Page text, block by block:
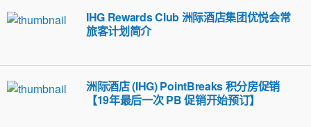
IHG Rewards Club 洲际酒店集团优悦会常
旅客计划简介
洲际酒店 (IHG) PointBreaks 积分房促销
【19年最后一次 PB 促销开始预订】